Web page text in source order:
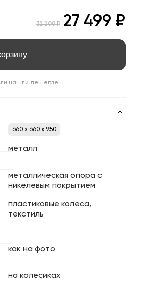
32 299 ₽ 27 499 ₽
нашли дешевле
660 x 660 x 950
металл
металлическая опора с
никелевым покрытием
пластиковые колеса,
текстиль
как на фото
на колесиках